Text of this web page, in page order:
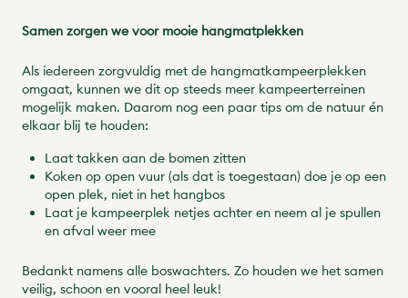
Samen zorgen we voor mooie hangmatplekken
Als iedereen zorgvuldig met de hangmatkampeerplekken
omgaat, kunnen we dit op steeds meer kampeerterreinen
mogelijk maken. Daarom nog een paar tips om de natuur én
elkaar blij te houden:
Laat takken aan de bomen zitten
Koken op open vuur (als dat is toegestaan) doe je op een
open plek, niet in het hangbos
Laat je kampeerplek netjes achter en neem al je spullen
en afval weer mee
Bedankt namens alle boswachters. Zo houden we het samen
veilig, schoon en vooral heel leuk!